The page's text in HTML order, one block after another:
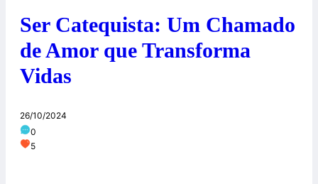
Ser Catequista: Um Chamado
de Amor que Transforma
Vidas
26/10/2024
0
5